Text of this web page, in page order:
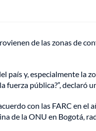
de las zonas de
país y, especialmente la
fuerza pública?”,
con las FARC en el
de la ONU en Bogotá,